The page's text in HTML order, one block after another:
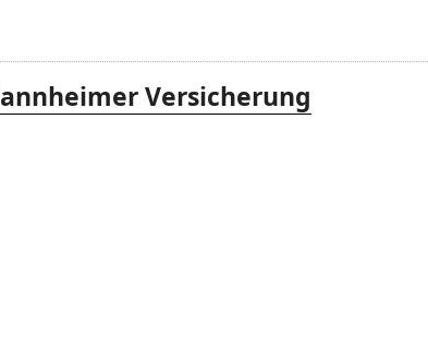
Versicherung